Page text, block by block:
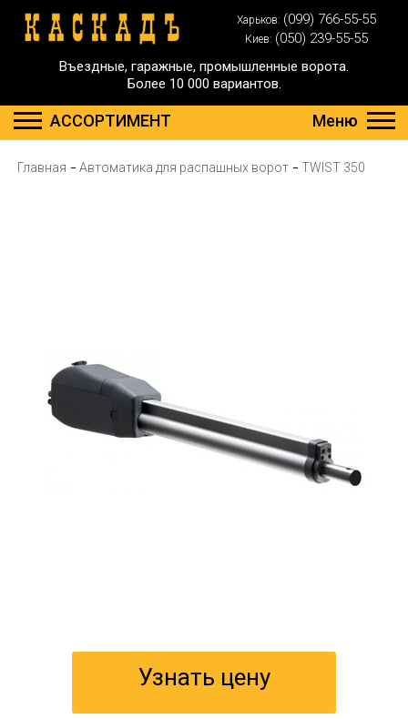
Харьков: (099) 766-55-55
Киев: (050) 239-55-55
Въездные, гаражные, промышленные ворота.
Более 10 000 вариантов.
АССОРТИМЕНТ Меню
Главная Автоматика для распашных ворот TWIST 350
Узнать цену